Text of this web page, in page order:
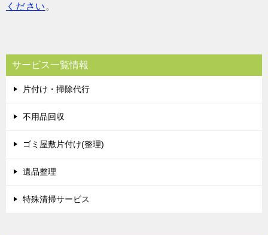
ください 。
サービス一覧情報
片付け・掃除代行
不用品回収
ゴミ屋敷片付け(整理)
遺品整理
特殊清掃サービス